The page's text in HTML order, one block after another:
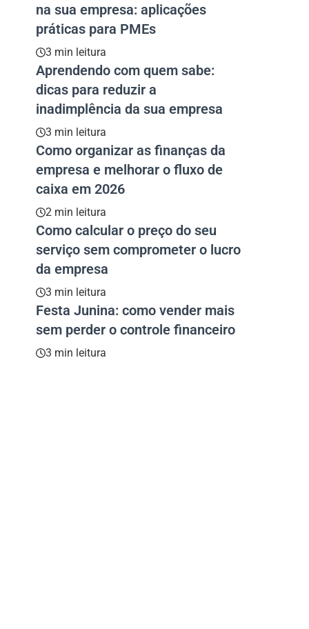
na sua empresa: aplicações
práticas para PMEs
3 min leitura
Aprendendo com quem sabe:
dicas para reduzir a
inadimplência da sua empresa
3 min leitura
Como organizar as finanças da
empresa e melhorar o fluxo de
caixa em 2026
2 min leitura
Como calcular o preço do seu
serviço sem comprometer o lucro
da empresa
3 min leitura
Festa Junina: como vender mais
sem perder o controle financeiro
3 min leitura